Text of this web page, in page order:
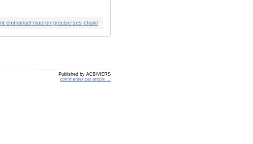
emmanuel-macron-precise-ses-choix/
Published by ACBIVIERS
commenter cet article